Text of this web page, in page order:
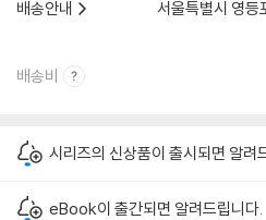
배송안내
서울특별시 영등
배송비
시리즈의 신상품이 출시되면 알려
eBook이 출간되면 알려드립니다.